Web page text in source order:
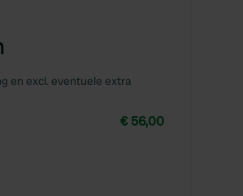
en excl. eventuele extra
€ 56,00